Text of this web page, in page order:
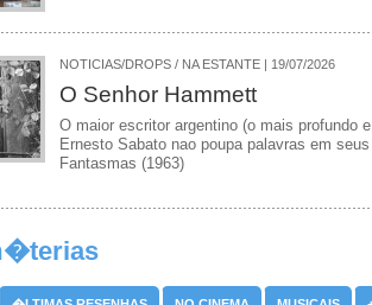
NOTICIAS/DROPS / NA ESTANTE | 19/07/2026
O Senhor Hammett
O maior escritor argentino (o mais profundo
Ernesto Sabato nao poupa palavras em
Fantasmas (1963)